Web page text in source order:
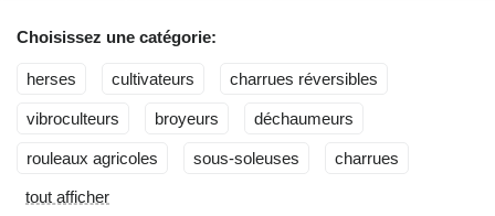
Choisissez une catégorie:
herses cultivateurs charrues réversibles
vibroculteurs broyeurs déchaumeurs
rouleaux agricoles sous-soleuses charrues
tout afficher